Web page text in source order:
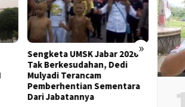
»
Banding Putusan PTUN Prihal
UMSK Jabar Tuai Sorotan
KSPI: Yang Bayar UMSK Itu
Pengusaha, Tapi Mengapa
Gubernur Ngotot Melakukan